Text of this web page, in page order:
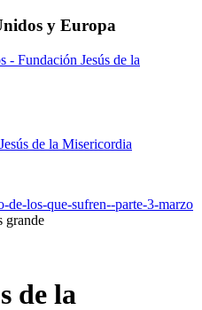
y Europa
grande
de la